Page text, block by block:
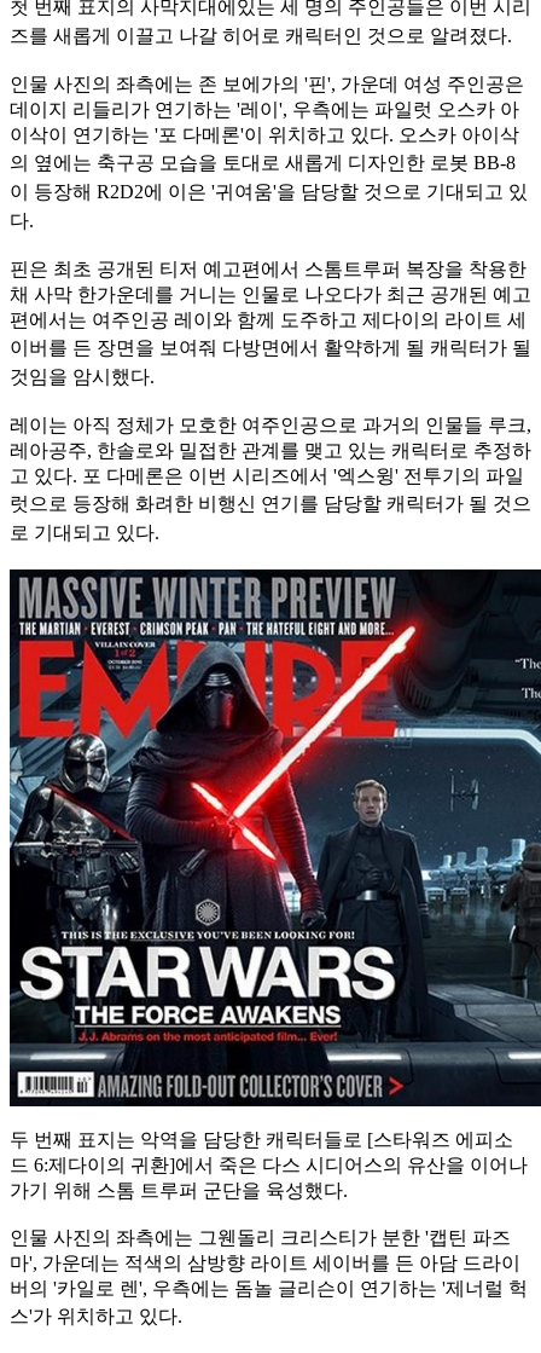
첫 번째 표지의 사막지대에있는 세 명의 주인공들은 이번 시리
즈를 새롭게 이끌고 나갈 히어로 캐릭터인 것으로 알려졌다.
인물 사진의 좌측에는 존 보에가의 '핀', 가운데 여성 주인공은
데이지 리들리가 연기하는 '레이', 우측에는 파일럿 오스카 아
이삭이 연기하는 '포 다메론'이 위치하고 있다. 오스카 아이삭
의 옆에는 축구공 모습을 토대로 새롭게 디자인한 로봇 BB-8
이 등장해 R2D2에 이은 '귀여움'을 담당할 것으로 기대되고 있
다.
핀은 최초 공개된 티저 예고편에서 스톰트루퍼 복장을 착용한
채 사막 한가운데를 거니는 인물로 나오다가 최근 공개된 예고
편에서는 여주인공 레이와 함께 도주하고 제다이의 라이트 세
이버를 든 장면을 보여줘 다방면에서 활약하게 될 캐릭터가 될
것임을 암시했다.
레이는 아직 정체가 모호한 여주인공으로 과거의 인물들 루크,
레아공주, 한솔로와 밀접한 관계를 맺고 있는 캐릭터로 추정하
고 있다. 포 다메론은 이번 시리즈에서 '엑스윙' 전투기의 파일
럿으로 등장해 화려한 비행신 연기를 담당할 캐릭터가 될 것으
로 기대되고 있다.
두 번째 표지는 악역을 담당한 캐릭터들로 [스타워즈 에피소
드 6:제다이의 귀환]에서 죽은 다스 시디어스의 유산을 이어나
가기 위해 스톰 트루퍼 군단을 육성했다.
인물 사진의 좌측에는 그웬돌리 크리스티가 분한 '캡틴 파즈
마', 가운데는 적색의 삼방향 라이트 세이버를 든 아담 드라이
버의 '카일로 렌', 우측에는 돔놀 글리슨이 연기하는 '제너럴 헉
스'가 위치하고 있다.